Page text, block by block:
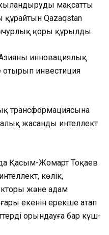
мақсатты
Qazaqstan
қоры құрылды.
инновациялық
инвестиция
трансформациясына
жасанды интеллект
Қасым-Жомарт Тоқаев
көлік,
және адам
екенін ерекше атап
орындауға бар күш-